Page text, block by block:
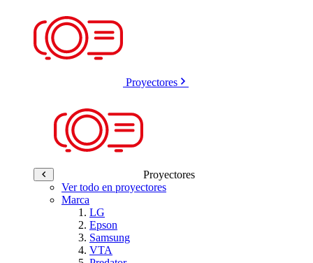
Proyectores
Proyectores
Ver todo en proyectores
Marca
LG
Epson
Samsung
VTA